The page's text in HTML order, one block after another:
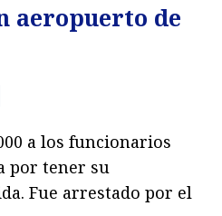
aeropuerto de
a los funcionarios
por tener su
Fue arrestado por el